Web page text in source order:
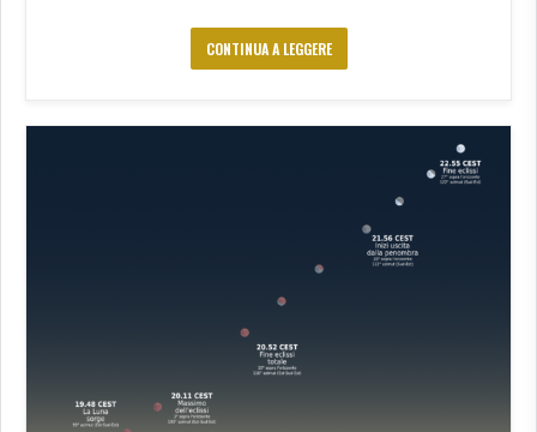
CONTINUA A LEGGERE